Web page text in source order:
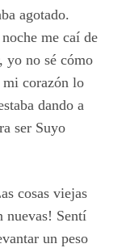
agotado.
me caí de
no sé cómo
corazón lo
dando a
ser Suyo
cosas viejas
nuevas! Sentí
un peso